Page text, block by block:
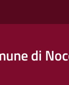
di